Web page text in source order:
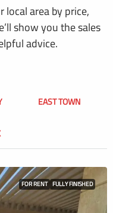
area by price,
show you the sales
advice.
EAST TOWN
FOR RENT FULLY FINISHED